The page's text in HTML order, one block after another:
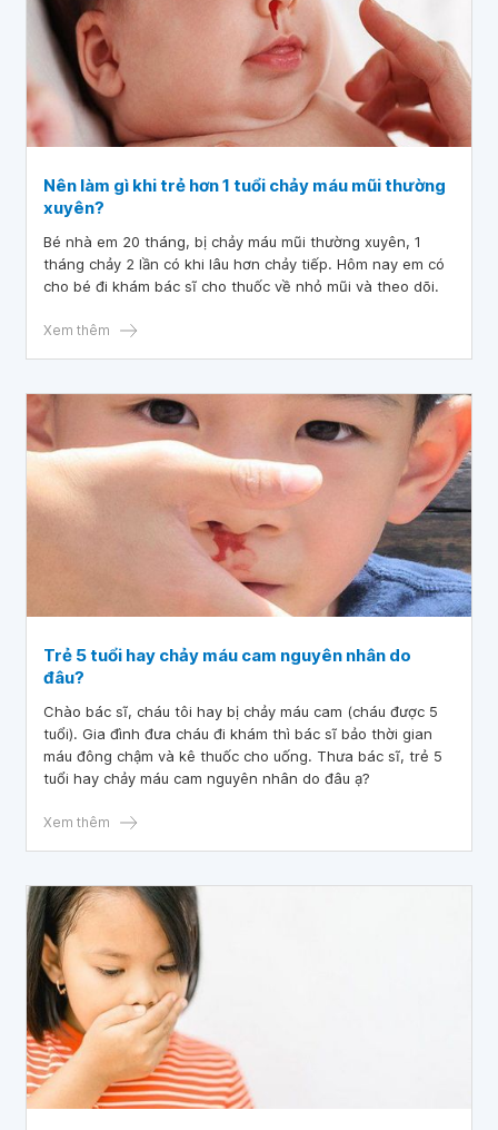
Nên làm gì khi trẻ hơn 1 tuổi chảy máu mũi thường
xuyên?
Bé nhà em 20 tháng, bị chảy máu mũi thường xuyên, 1
tháng chảy 2 lần có khi lâu hơn chảy tiếp. Hôm nay em có
cho bé đi khám bác sĩ cho thuốc về nhỏ mũi và theo dõi.
Xem thêm
Trẻ 5 tuổi hay chảy máu cam nguyên nhân do
đâu?
Chào bác sĩ, cháu tôi hay bị chảy máu cam (cháu được 5
tuổi). Gia đình đưa cháu đi khám thì bác sĩ bảo thời gian
máu đông chậm và kê thuốc cho uống. Thưa bác sĩ, trẻ 5
tuổi hay chảy máu cam nguyên nhân do đâu ạ?
Xem thêm